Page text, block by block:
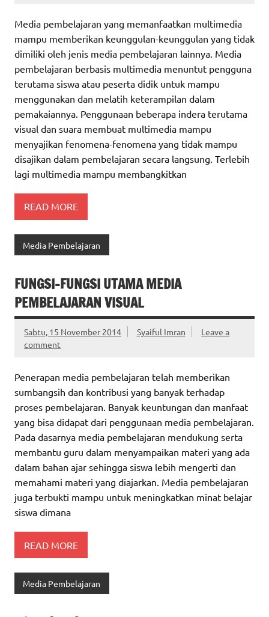
Media pembelajaran yang memanfaatkan multimedia
mampu memberikan keunggulan-keunggulan yang tidak
dimiliki oleh jenis media pembelajaran lainnya. Media
pembelajaran berbasis multimedia menuntut pengguna
terutama siswa atau peserta didik untuk mampu
menggunakan dan melatih keterampilan dalam
pemakaiannya. Penggunaan beberapa indera terutama
visual dan suara membuat multimedia mampu
menyajikan fenomena-fenomena yang tidak mampu
disajikan dalam pembelajaran secara langsung. Terlebih
lagi multimedia mampu membangkitkan
READ MORE
Media Pembelajaran
FUNGSI-FUNGSI UTAMA MEDIA
PEMBELAJARAN VISUAL
Sabtu, 15 November 2014 Syaiful Imran
Leave a
comment
Penerapan media pembelajaran telah memberikan
sumbangsih dan kontribusi yang banyak terhadap
proses pembelajaran. Banyak keuntungan dan manfaat
yang bisa didapat dari penggunaan media pembelajaran.
Pada dasarnya media pembelajaran mendukung serta
membantu guru dalam menyampaikan materi yang ada
dalam bahan ajar sehingga siswa lebih mengerti dan
memahami materi yang diajarkan. Media pembelajaran
juga terbukti mampu untuk meningkatkan minat belajar
siswa dimana
READ MORE
Media Pembelajaran